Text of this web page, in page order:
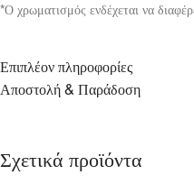
*Ο χρωματισμός ενδέχεται να
Επιπλέον πληροφορίες
Αποστολή & Παράδοση
Σχετικά προϊόντα